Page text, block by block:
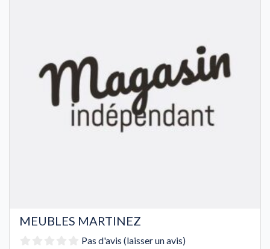
MEUBLES MARTINEZ
Pas d'avis (laisser un avis)